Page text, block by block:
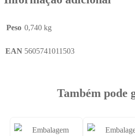
Peso 0,740 kg
EAN 5605741011503
Também pode